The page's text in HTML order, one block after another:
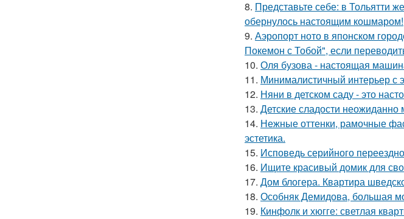
8. Представьте себе: в Тольятти
обернулось настоящим кошмаром!
9. Аэропорт ното в японском
Покемон с Тобой", если
10. Оля бузова - настоящая
11. Минималистичный интерьер с
12. Няни в детском саду - это
13. Детские сладости
14. Нежные оттенки, рамочные
эстетика.
15. Исповедь серийного
16. Ищите красивый домик для
17. Дом блогера. Квартира
18. Особняк Демидова, большая
19. Кинфолк и хюгге: светлая